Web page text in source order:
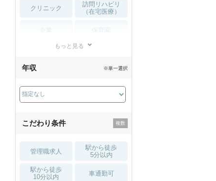
クリニック
訪問リハビリ
（在宅医療）
薬局・
もっと見る
年収 ※単一選択
こだわり条件
管理職求人
駅から徒歩
5分以内
駅から徒歩
10分以内
車通勤可